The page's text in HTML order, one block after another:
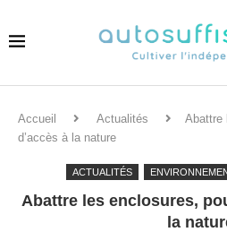
Accueil Actualités
Abattre
d’accès à la nature
ACTUALITÉS
Abattre les enclosures,
la